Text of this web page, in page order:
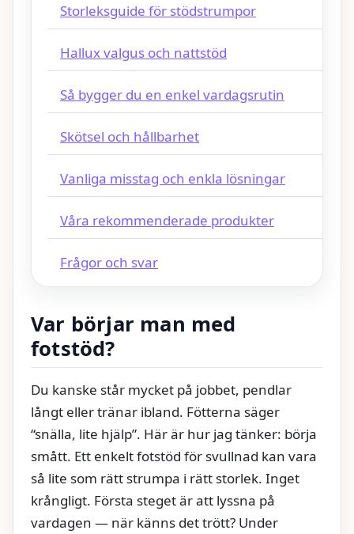
Storleksguide för stödstrumpor
Hallux valgus och nattstöd
Så bygger du en enkel vardagsrutin
Skötsel och hållbarhet
Vanliga misstag och enkla lösningar
Våra rekommenderade produkter
Frågor och svar
Var börjar man med
fotstöd?
Du kanske står mycket på jobbet, pendlar
långt eller tränar ibland. Fötterna säger
“snälla, lite hjälp”. Här är hur jag tänker: börja
smått. Ett enkelt fotstöd för svullnad kan vara
så lite som rätt strumpa i rätt storlek. Inget
krångligt. Första steget är att lyssna på
vardagen — när känns det trött? Under